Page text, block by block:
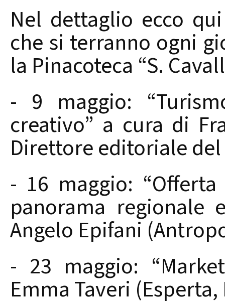
Nel dettaglio ecco
che si terranno ogni
la Pinacoteca “S.
- 9 maggio:
creativo” a cura di
Direttore editoriale
- 16 maggio:
panorama regionale
Angelo Epifani
- 23 maggio:
Emma Taveri